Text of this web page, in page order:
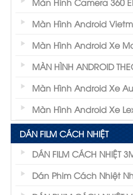
Màn Hình Android
Màn Hình Android Xe
MÀN HÌNH ANDROID
Màn Hình Android Xe
Màn Hình Android Xe
DÁN FILM CÁCH NHIỆT
DÁN FILM CÁCH NHIỆT
Dán Phim Cách Nhiệt